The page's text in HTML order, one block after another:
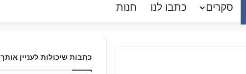
סקרים כתבו לנו חנות
כתבות שיכולות לעניין אותך